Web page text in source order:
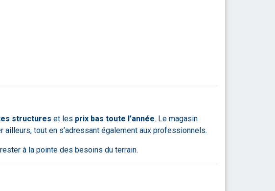
structures et les prix bas toute l’année. Le magasin
tout en s’adressant également aux professionnels.
à la pointe des besoins du terrain.